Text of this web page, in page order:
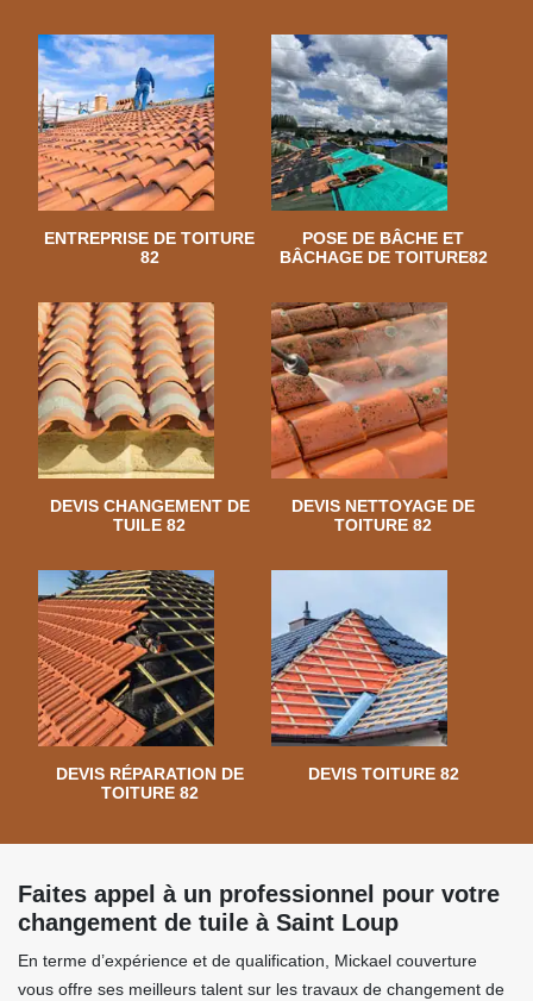
ENTREPRISE DE TOITURE
82
POSE DE BÂCHE ET
BÂCHAGE DE TOITURE82
DEVIS CHANGEMENT DE
TUILE 82
DEVIS NETTOYAGE DE
TOITURE 82
DEVIS RÉPARATION DE
TOITURE 82
DEVIS TOITURE 82
Faites appel à un professionnel pour votre
changement de tuile à Saint Loup
En terme d’expérience et de qualification, Mickael couverture
vous offre ses meilleurs talent sur les travaux de changement de